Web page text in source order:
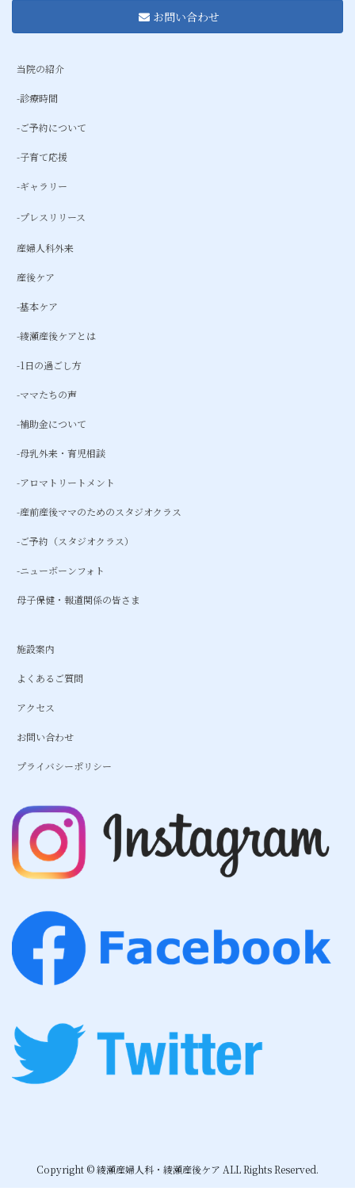
お問い合わせ
当院の紹介
-診療時間
-ご予約について
-子育て応援
-ギャラリー
-プレスリリース
産婦人科外来
産後ケア
-基本ケア
-綾瀬産後ケアとは
-1日の過ごし方
-ママたちの声
-補助金について
-母乳外来・育児相談
-アロマトリートメント
-産前産後ママのためのスタジオクラス
-ご予約（スタジオクラス）
-ニューボーンフォト
母子保健・報道関係の皆さま
施設案内
よくあるご質問
アクセス
お問い合わせ
プライバシーポリシー
Copyright © 綾瀬産婦人科・綾瀬産後ケア ALL Rights Reserved.